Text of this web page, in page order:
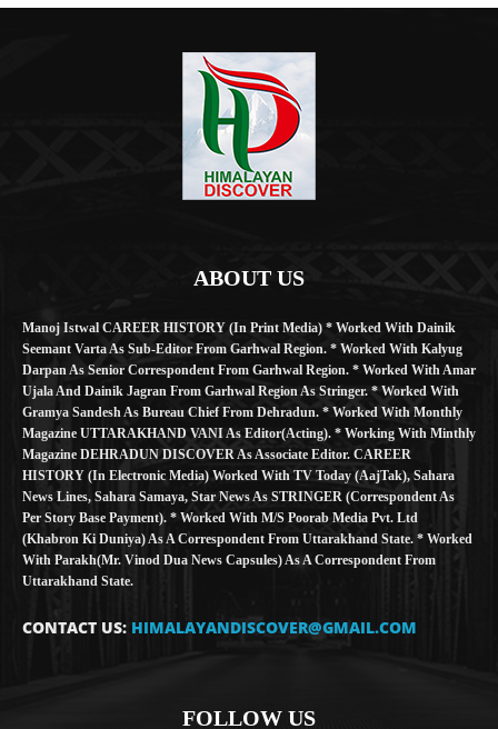
ABOUT US
Manoj Istwal CAREER HISTORY (in Print Media) * Worked With Dainik
Seemant Varta As Sub-Editor From Garhwal Region. * Worked With Kalyug
Darpan As Senior Correspondent From Garhwal Region. * Worked With Amar
Ujala And Dainik Jagran From Garhwal Region As Stringer. * Worked With
Gramya Sandesh As Bureau Chief From Dehradun. * Worked With Monthly
Magazine UTTARAKHAND VANI As Editor(Acting). * Working With Minthly
Magazine DEHRADUN DISCOVER As Associate Editor. CAREER
HISTORY (in Electronic Media) Worked With TV Today (AajTak), Sahara
News Lines, Sahara Samaya, Star News As STRINGER (Correspondent As
Per Story Base Payment). * Worked With M/S Poorab Media Pvt. Ltd
(Khabron Ki Duniya) As A Correspondent From Uttarakhand State. * Worked
With Parakh(Mr. Vinod Dua News Capsules) As A Correspondent From
Uttarakhand State.
CONTACT US: HIMALAYANDISCOVER@GMAIL.COM
FOLLOW US